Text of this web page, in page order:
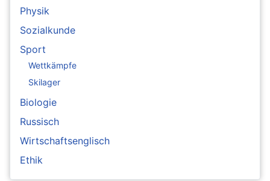
Physik
Sozialkunde
Sport
Wettkämpfe
Skilager
Biologie
Russisch
Wirtschaftsenglisch
Ethik